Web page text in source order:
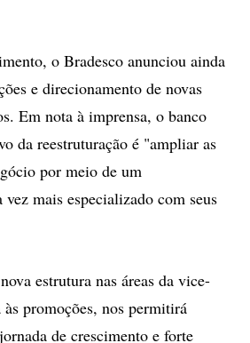
o Bradesco anunciou ainda
e direcionamento de novas
Em nota à imprensa, o banco
da reestruturação é "ampliar as
por meio de um
mais especializado com seus
estrutura nas áreas da vice-
promoções, nos permitirá
de crescimento e forte